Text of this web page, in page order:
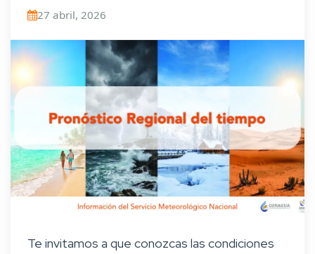
27 abril, 2026
Te invitamos a que conozcas las condiciones